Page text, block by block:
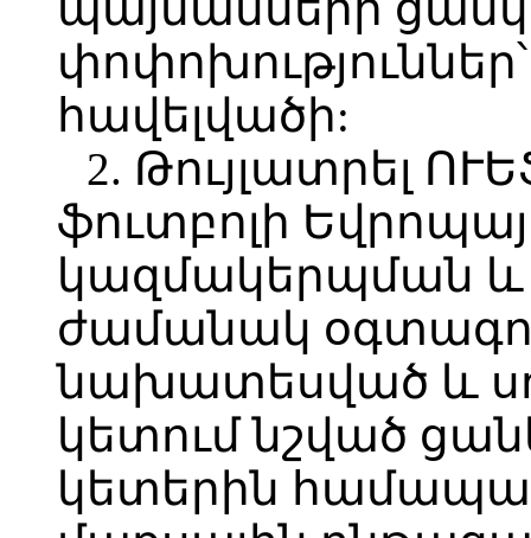
հավելվածի:
2. Թույլատրել
ֆուտբոլի
կազմակերպման
ժամանակ
նախատեսված և
կետում նշված
կետերին